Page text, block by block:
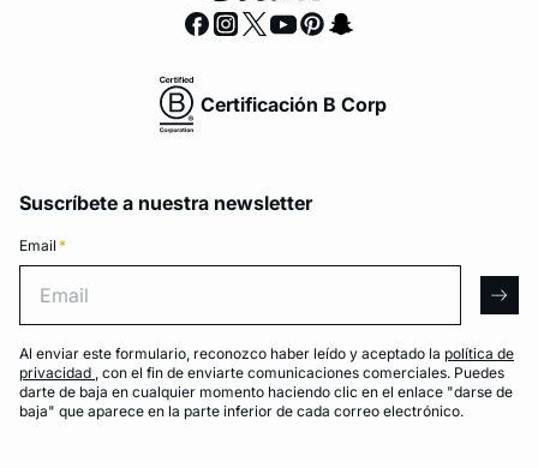
Certificación B Corp
Suscríbete a nuestra newsletter
Email *
Al enviar este formulario, reconozco haber leído y aceptado la política de
privacidad , con el fin de enviarte comunicaciones comerciales. Puedes
darte de baja en cualquier momento haciendo clic en el enlace "darse de
baja" que aparece en la parte inferior de cada correo electrónico.